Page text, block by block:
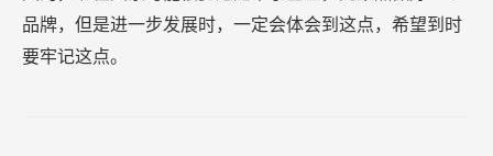
品牌，但是进一步发展时，一定会体会到这点，希望到时
要牢记这点。